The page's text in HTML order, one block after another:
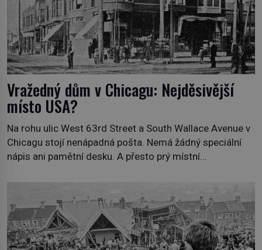
Vražedný dům v Chicagu: Nejděsivější
místo USA?
Na rohu ulic West 63rd Street a South Wallace Avenue v
Chicagu stojí nenápadná pošta. Nemá žádný speciální
nápis ani pamětní desku. A přesto prý místní
sídlil sériový vrah H. H. Holmes a také nejpropracovanější
past na lidi v dějinách americké kriminalistiky. Herman
Webster Mudgett (1861–1896) přijíždí […]